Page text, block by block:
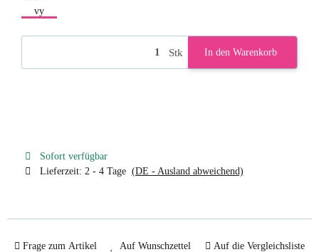
Stk In den Warenkorb
Sofort verfügbar
Lieferzeit: 2 - 4 Tage (DE - Ausland abweichend)
Frage zum Artikel Auf Wunschzettel Auf die Vergleichsliste